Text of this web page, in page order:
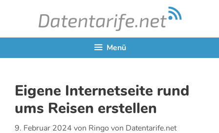
Menü
Eigene Internetseite rund
ums Reisen erstellen
9. Februar 2024 von Ringo von Datentarife.net